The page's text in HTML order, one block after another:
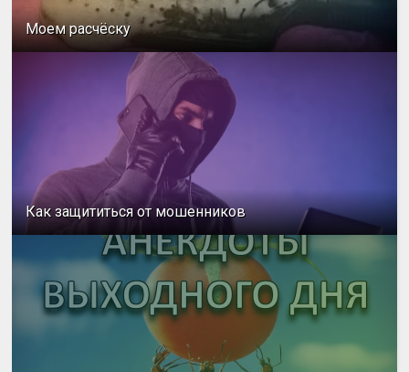
Моем расчёску
Как защититься от мошенников